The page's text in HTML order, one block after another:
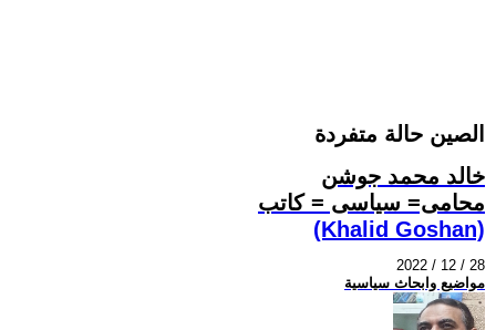
الصين حالة متفردة
خالد محمد جوشن
محامى= سياسى = كاتب
(Khalid Goshan)
2022 / 12 / 28
مواضيع وابحاث سياسية